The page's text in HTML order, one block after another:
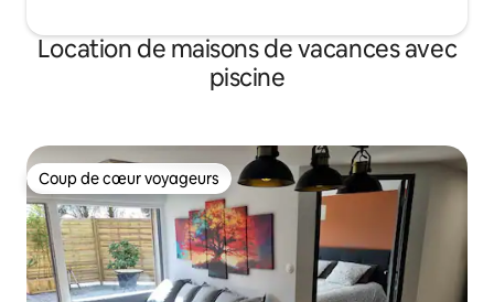
Location de maisons de vacances avec
piscine
Coup de cœur voyageurs
Coup de cœur voyageurs